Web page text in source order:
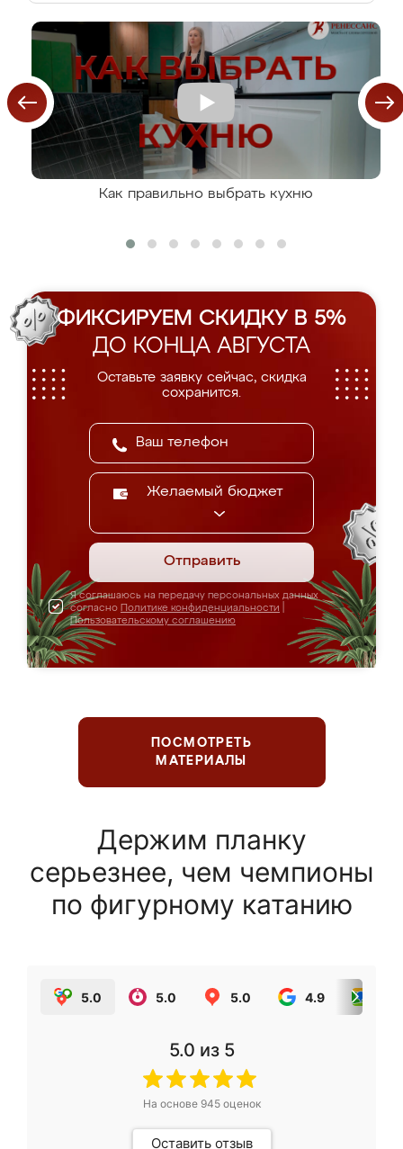
Как правильно выбрать кухню
ФИКСИРУЕМ СКИДКУ В 5%
ДО КОНЦА АВГУСТА
Оставьте заявку сейчас, скидка
сохранится.
Желаемый бюджет
Отправить
Я соглашаюсь на передачу персональных данных
согласно Политике конфиденциальности
Пользовательскому соглашению
ПОСМОТРЕТЬ
МАТЕРИАЛЫ
Держим планку
серьезнее, чем чемпионы
по фигурному катанию
5.0 5.0 5.0 4.9
5.0 из 5
На основе 945оценок
Оставить отзыв